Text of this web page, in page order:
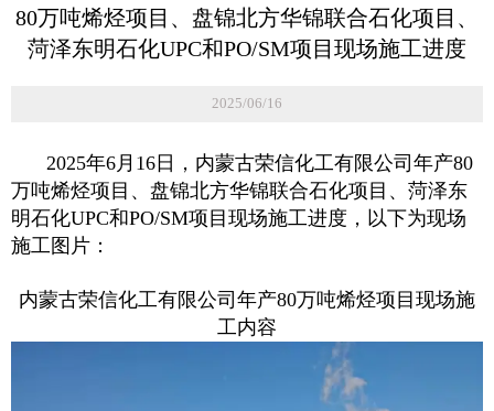
80万吨烯烃项目、盘锦北方华锦联合石化项目、
菏泽东明石化UPC和PO/SM项目现场施工进度
2025/06/16
2025年6月16日，内蒙古荣信化工有限公司年产80
万吨烯烃项目、盘锦北方华锦联合石化项目、菏泽东
明石化UPC和PO/SM项目现场施工进度，以下为现场
施工图片：
内蒙古荣信化工有限公司年产80万吨烯烃项目现场施
工内容